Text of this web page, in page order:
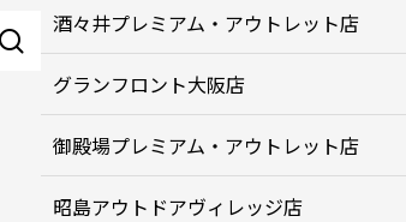
酒々井プレミアム・アウトレット店
グランフロント大阪店
御殿場プレミアム・アウトレット店
昭島アウトドアヴィレッジ店